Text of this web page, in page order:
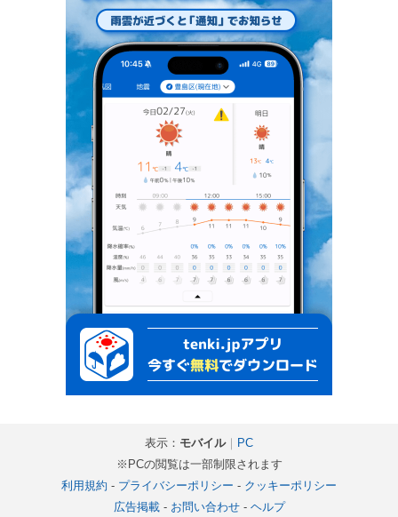
表示： モバイル｜ PC
※PCの閲覧は一部制限されます
利用規約 - プライバシーポリシー - クッキーポリシー
広告掲載- お問い合わせ- ヘルプ